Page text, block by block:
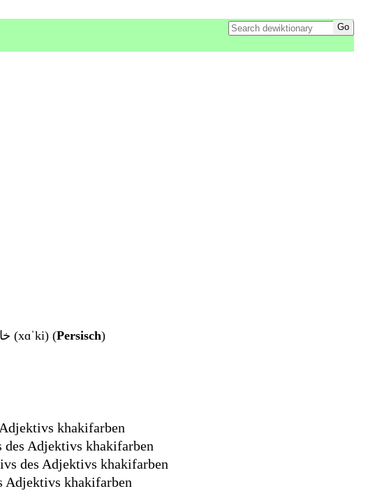
), خاکی (xɑˈki) (Persisch)
khakifarben
Adjektivs khakifarben
des Adjektivs khakifarben
Adjektivs khakifarben